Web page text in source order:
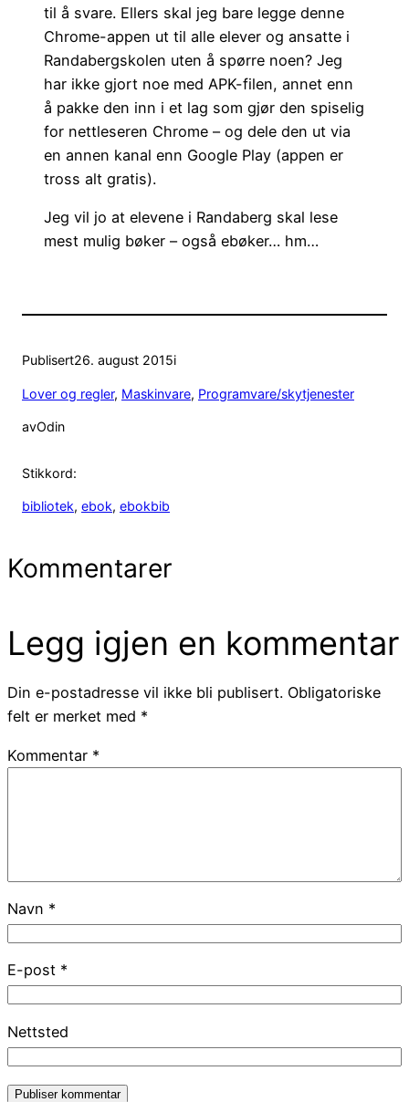
til å svare. Ellers skal jeg bare legge denne
Chrome-appen ut til alle elever og ansatte i
Randabergskolen uten å spørre noen? Jeg
har ikke gjort noe med APK-filen, annet enn
å pakke den inn i et lag som gjør den spiselig
for nettleseren Chrome – og dele den ut via
en annen kanal enn Google Play (appen er
tross alt gratis).
Jeg vil jo at elevene i Randaberg skal lese
mest mulig bøker – også ebøker… hm…
Publisert26. august 2015i
Lover og regler, Maskinvare, Programvare/skytjenester
avOdin
Stikkord:
bibliotek, ebok, ebokbib
Kommentarer
Legg igjen en kommentar
Din e-postadresse vil ikke bli publisert. Obligatoriske
felt er merket med *
Kommentar *
Navn *
E-post *
Nettsted